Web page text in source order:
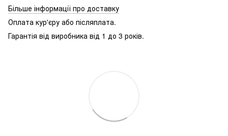
Більше інформації про доставку
Оплата кур'єру або післяплата.
Гарантія від виробника від 1 до 3 років.